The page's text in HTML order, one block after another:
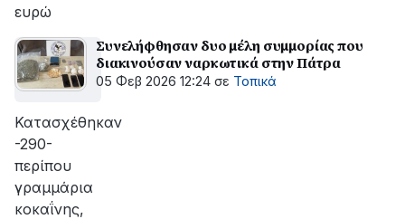
ευρώ
Συνελήφθησαν δυο μέλη συμμορίας που
διακινούσαν ναρκωτικά στην Πάτρα
05 Φεβ 2026 12:24 σε Τοπικά
Κατασχέθηκαν
-290-
περίπου
γραμμάρια
κοκαΐνης,